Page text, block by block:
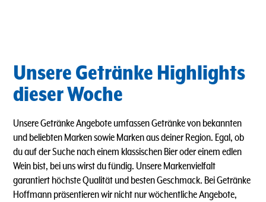
Unsere Getränke Highlights
dieser Woche
Unsere Getränke Angebote umfassen Getränke von bekannten
und beliebten Marken sowie Marken aus deiner Region. Egal, ob
du auf der Suche nach einem klassischen Bier oder einem edlen
Wein bist, bei uns wirst du fündig. Unsere Markenvielfalt
garantiert höchste Qualität und besten Geschmack. Bei Getränke
Hoffmann präsentieren wir nicht nur wöchentliche Angebote,